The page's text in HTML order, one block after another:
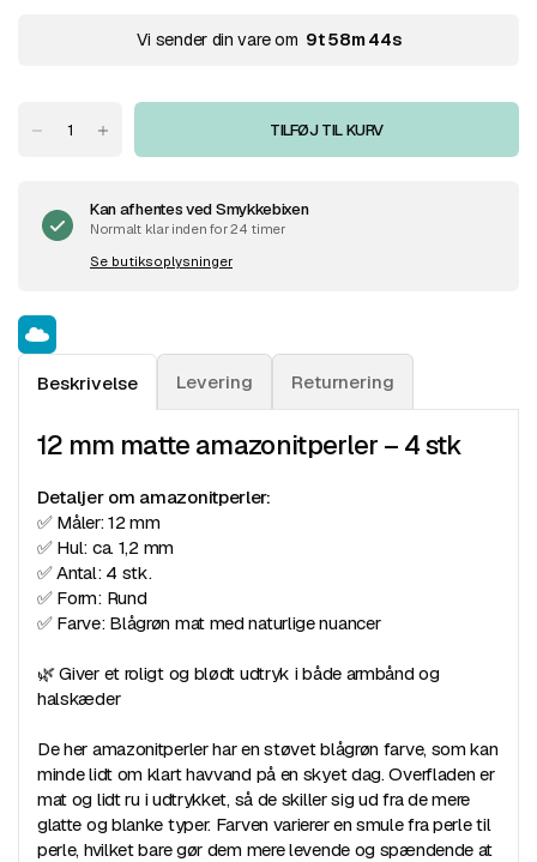
Vi sender din vare om 9t58m44s
TILFØJ TIL KURV
Kan afhentes vedSmykkebixen
Normalt klar inden for 24 timer
Se butiksoplysninger
Beskrivelse Levering Returnering
12 mm matte amazonitperler – 4 stk
Detaljer om amazonitperler:
✅ Måler: 12 mm
✅ Hul: ca. 1,2 mm
✅ Antal: 4 stk.
✅ Form: Rund
✅ Farve: Blågrøn mat med naturlige nuancer
🌿 Giver et roligt og blødt udtryk i både armbånd og
halskæder
De her amazonitperler har en støvet blågrøn farve, som kan
minde lidt om klart havvand på en skyet dag. Overfladen er
mat og lidt ru i udtrykket, så de skiller sig ud fra de mere
glatte og blanke typer. Farven varierer en smule fra perle til
perle, hvilket bare gør dem mere levende og spændende at